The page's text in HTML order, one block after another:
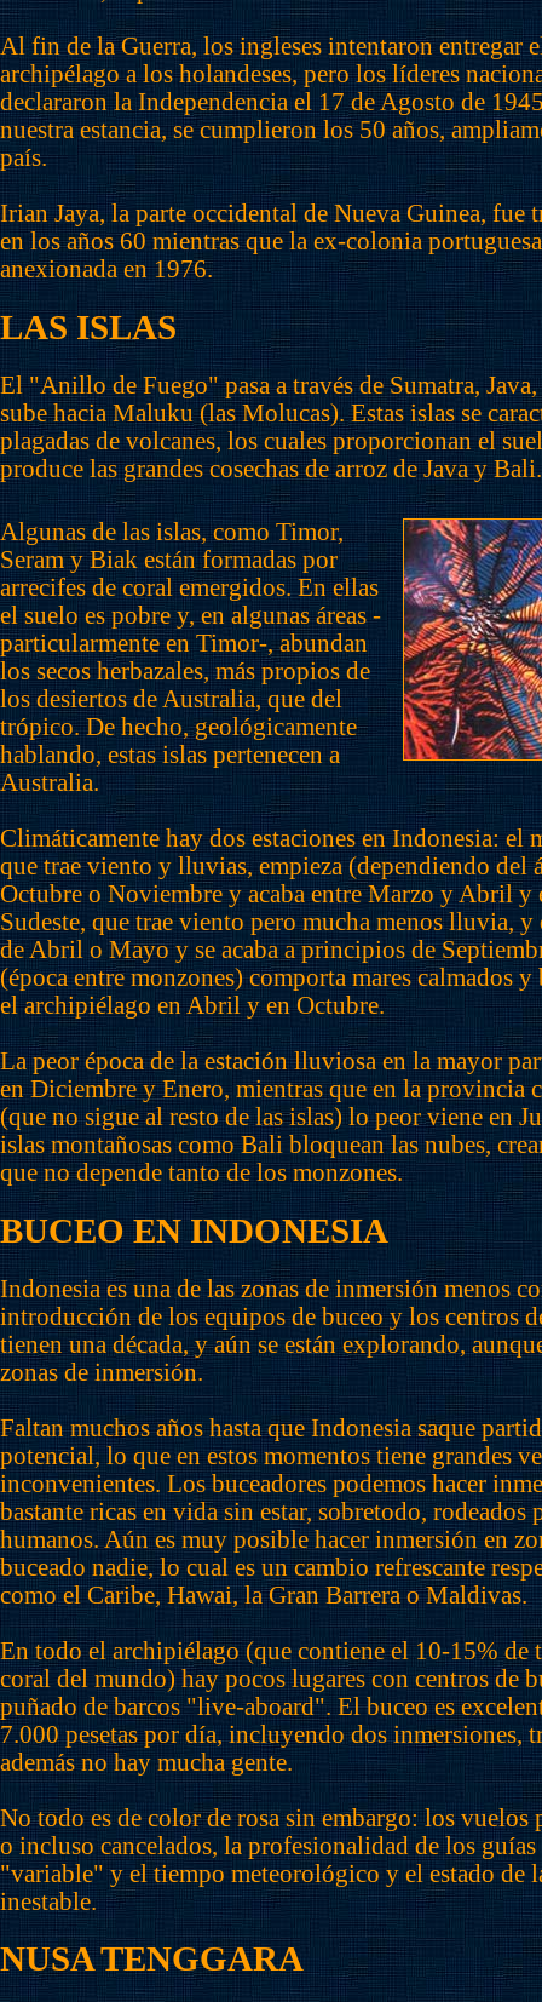
Al fin de la Guerra, los ingleses intentaron entregar
archipélago a los holandeses, pero los líderes
declararon la Independencia el 17 de Agosto de
nuestra estancia, se cumplieron los 50 años,
país.
Irian Jaya, la parte occidental de Nueva Guinea, fue
en los años 60 mientras que la ex-colonia
anexionada en 1976.
LAS ISLAS
El "Anillo de Fuego" pasa a través de Sumatra,
sube hacia Maluku (las Molucas). Estas islas se
plagadas de volcanes, los cuales proporcionan el
produce las grandes cosechas de arroz de Java y Bali.
Algunas de las islas, como Timor,
Seram y Biak están formadas por
arrecifes de coral emergidos. En ellas
el suelo es pobre y, en algunas áreas -
particularmente en Timor-, abundan
los secos herbazales, más propios de
los desiertos de Australia, que del
trópico. De hecho, geológicamente
hablando, estas islas pertenecen a
Australia.
Climáticamente hay dos estaciones en Indonesia: el
que trae viento y lluvias, empieza (dependiendo del
Octubre o Noviembre y acaba entre Marzo y Abril y
Sudeste, que trae viento pero mucha menos lluvia, y
de Abril o Mayo y se acaba a principios de
(época entre monzones) comporta mares calmados
el archipiélago en Abril y en Octubre.
La peor época de la estación lluviosa en la mayor
en Diciembre y Enero, mientras que en la provincia
(que no sigue al resto de las islas) lo peor viene en
islas montañosas como Bali bloquean las nubes,
que no depende tanto de los monzones.
BUCEO EN INDONESIA
Indonesia es una de las zonas de inmersión menos
introducción de los equipos de buceo y los centros
tienen una década, y aún se están explorando,
zonas de inmersión.
Faltan muchos años hasta que Indonesia saque
potencial, lo que en estos momentos tiene grandes
inconvenientes. Los buceadores podemos hacer
bastante ricas en vida sin estar, sobretodo, rodeados
humanos. Aún es muy posible hacer inmersión en
buceado nadie, lo cual es un cambio refrescante
como el Caribe, Hawai, la Gran Barrera o Maldivas.
En todo el archipiélago (que contiene el 10-15% de
coral del mundo) hay pocos lugares con centros de
puñado de barcos "live-aboard". El buceo es
7.000 pesetas por día, incluyendo dos inmersiones,
además no hay mucha gente.
No todo es de color de rosa sin embargo: los vuelos
o incluso cancelados, la profesionalidad de los guías
"variable" y el tiempo meteorológico y el estado de
inestable.
NUSA TENGGARA